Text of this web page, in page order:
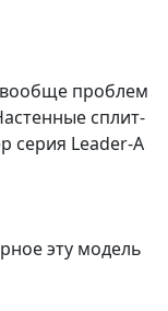
вообще проблем
сплит-
серия Leader-A
эту модель